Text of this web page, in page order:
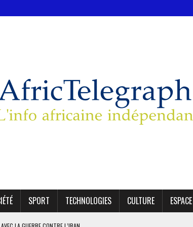
SPORT TECHNOLOGIES CULTURE